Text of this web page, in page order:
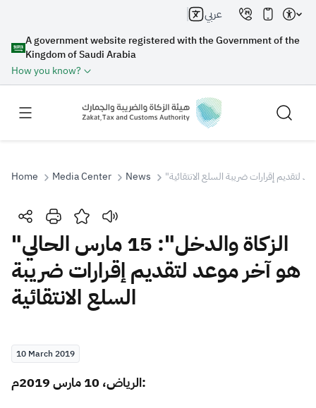
A government website registered with the Government of the
Kingdom of Saudi Arabia
How you know?
عربي
Search
Search Search AI
Suggestions
Zakat
Real Estate Transactions
Home Media Center News
"الزكاة والدخل": 15 مارس الحالي
هو آخر موعد لتقديم إقرارات ضريبة
السلع الانتقائية
10 March 2019
الرياض، 10 مارس 2019م: